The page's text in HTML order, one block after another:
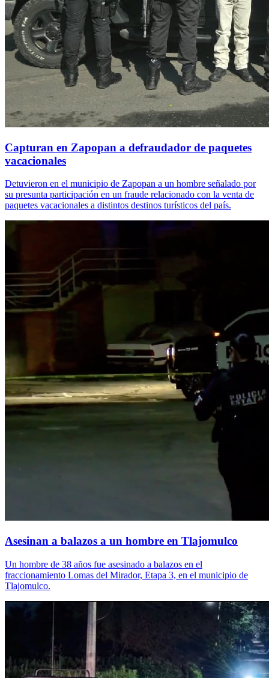
Capturan en Zapopan a defraudador de paquetes
vacacionales
Detuvieron en el municipio de Zapopan a un hombre señalado por
su presunta participación en un fraude relacionado con la venta de
paquetes vacacionales a distintos destinos turísticos del país.
Asesinan a balazos a un hombre en Tlajomulco
Un hombre de 38 años fue asesinado a balazos en el
fraccionamiento Lomas del Mirador, Etapa 3, en el municipio de
Tlajomulco.